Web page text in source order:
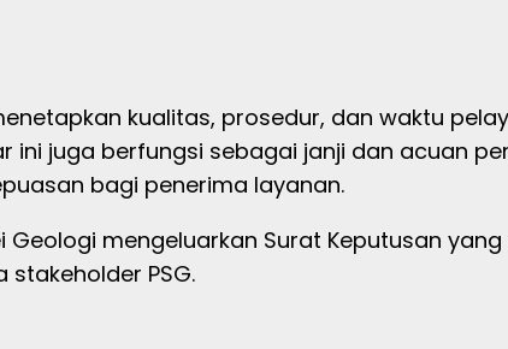
kualitas, prosedur, dan waktu
juga berfungsi sebagai janji dan acuan
bagi penerima layanan.
mengeluarkan Surat Keputusan
PSG.